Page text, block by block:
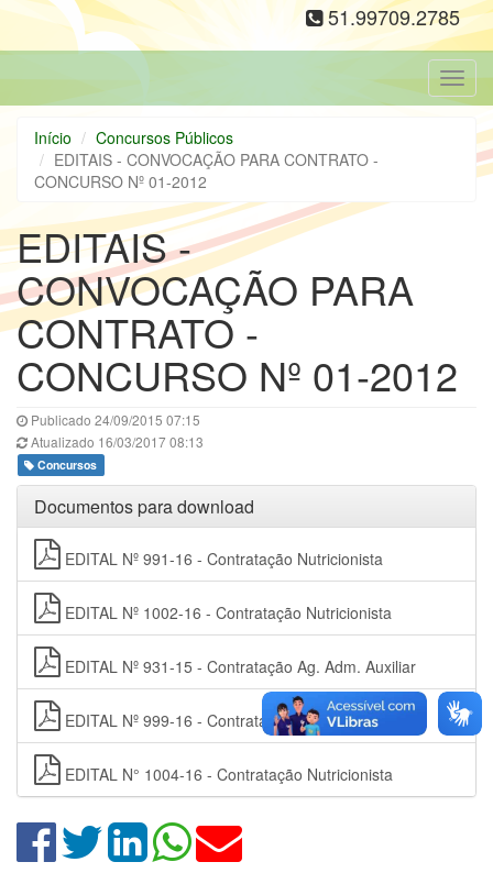
51.99709.2785
Início
Concursos Públicos
EDITAIS - CONVOCAÇÃO PARA CONTRATO -
CONCURSO Nº 01-2012
EDITAIS -
CONVOCAÇÃO PARA
CONTRATO -
CONCURSO Nº 01-2012
Publicado 24/09/2015 07:15
Atualizado 16/03/2017 08:13
Concursos
Documentos para download
EDITAL Nº 991-16 - Contratação Nutricionista
EDITAL Nº 1002-16 - Contratação Nutricionista
EDITAL Nº 931-15 - Contratação Ag. Adm. Auxiliar
EDITAL Nº 999-16 - Contratação Nutricionista
EDITAL N° 1004-16 - Contratação Nutricionista